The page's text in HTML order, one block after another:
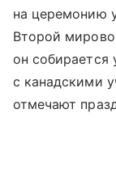
на церемонию
Второй
он собирается
с канадскими
отмечают